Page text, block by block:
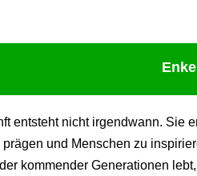
entsteht nicht irgendwann. Sie
prägen und Menschen zu
kommender Generationen